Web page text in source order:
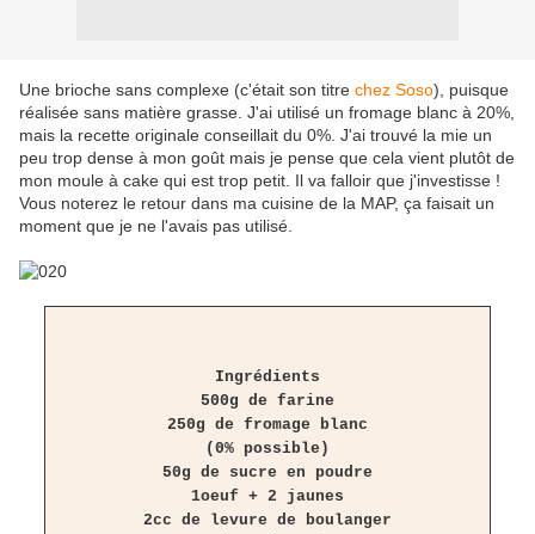
Une brioche sans complexe (c'était son titre chez Soso), puisque
réalisée sans matière grasse. J'ai utilisé un fromage blanc à 20%,
mais la recette originale conseillait du 0%. J'ai trouvé la mie un
peu trop dense à mon goût mais je pense que cela vient plutôt de
mon moule à cake qui est trop petit. Il va falloir que j'investisse !
Vous noterez le retour dans ma cuisine de la MAP, ça faisait un
moment que je ne l'avais pas utilisé.
Ingrédients
500g de farine
250g de fromage blanc
(0% possible)
50g de sucre en poudre
1oeuf + 2 jaunes
2cc de levure de boulanger